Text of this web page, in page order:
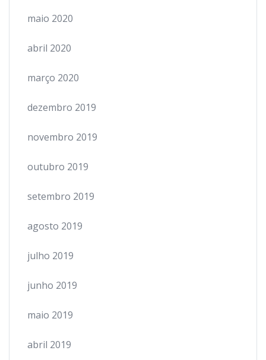
maio 2020
abril 2020
março 2020
dezembro 2019
novembro 2019
outubro 2019
setembro 2019
agosto 2019
julho 2019
junho 2019
maio 2019
abril 2019